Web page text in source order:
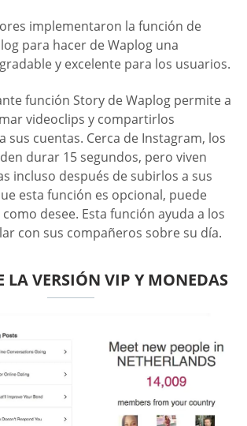
implementaron la función de
para hacer de Waplog una
y excelente para los usuarios.
función Story de Waplog permite a
videoclips y compartirlos
sus cuentas. Cerca de Instagram, los
durar 15 segundos, pero viven
incluso después de subirlos a sus
esta función es opcional, puede
desee. Esta función ayuda a los
con sus compañeros sobre su día.
LA VERSIÓN VIP Y MONEDAS